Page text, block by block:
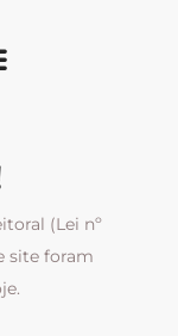
(Lei nº
site foram